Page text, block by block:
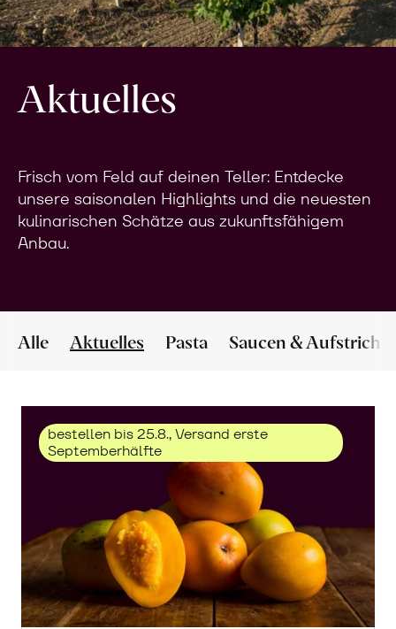
Aktuelles
Frisch vom Feld auf deinen Teller: Entdecke
unsere saisonalen Highlights und die neuesten
kulinarischen Schätze aus zukunftsfähigem
Anbau.
Alle Aktuelles Pasta Saucen & Aufstriche
bestellen bis 25.8., Versand erste
Septemberhälfte